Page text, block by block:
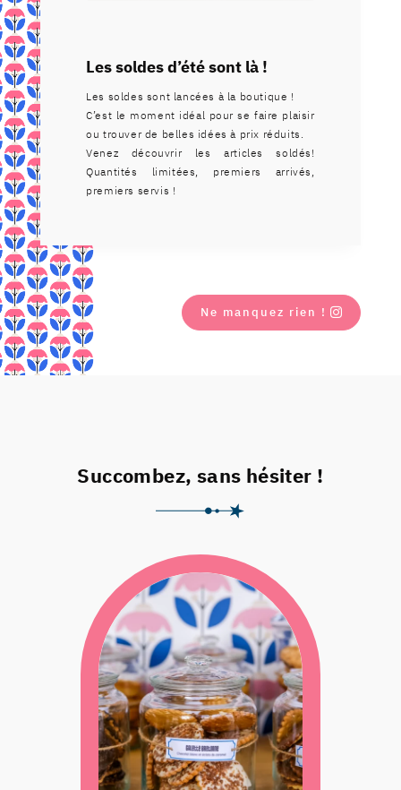
Les soldes d’été sont là !
Les soldes sont lancées à la boutique !
C’est le moment idéal pour se faire plaisir
ou trouver de belles idées à prix réduits.
Venez découvrir les articles soldés!
Quantités limitées, premiers arrivés,
premiers servis !
Ne manquez rien !
Succombez, sans hésiter !